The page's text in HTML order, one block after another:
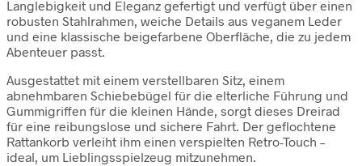
Langlebigkeit und Eleganz gefertigt und verfügt über einen
robusten Stahlrahmen, weiche Details aus veganem Leder
und eine klassische beigefarbene Oberfläche, die zu jedem
Abenteuer passt.
Ausgestattet mit einem verstellbaren Sitz, einem
abnehmbaren Schiebebügel für die elterliche Führung und
Gummigriffen für die kleinen Hände, sorgt dieses Dreirad
für eine reibungslose und sichere Fahrt. Der geflochtene
Rattankorb verleiht ihm einen verspielten Retro-Touch –
ideal, um Lieblingsspielzeug mitzunehmen.